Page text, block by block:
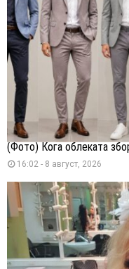
(Фото) Кога облеката
16:02 - 8 август, 2026